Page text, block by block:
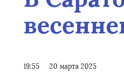
19:55 20 марта 2025